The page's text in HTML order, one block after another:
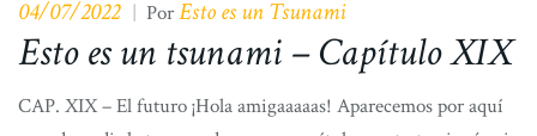
04/07/2022 PorEsto es un Tsunami
Esto es un tsunami – Capítulo XIX
CAP. XIX – El futuro ¡Hola amigaaaaas! Aparecemos por aquí